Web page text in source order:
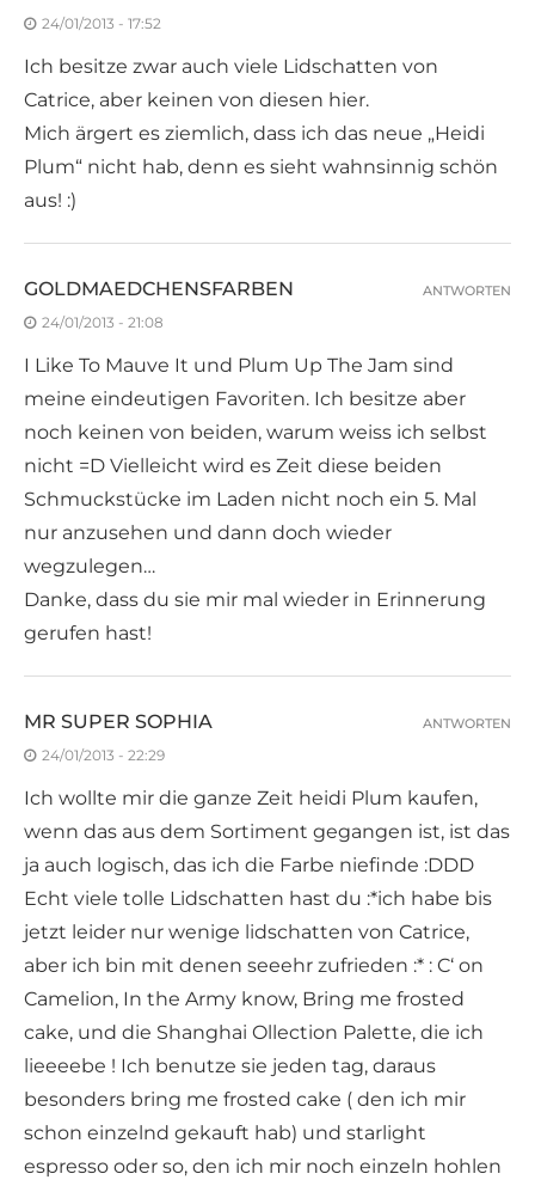
24/01/2013 - 17:52
Ich besitze zwar auch viele Lidschatten von
Catrice, aber keinen von diesen hier.
Mich ärgert es ziemlich, dass ich das neue „Heidi
Plum“ nicht hab, denn es sieht wahnsinnig schön
aus! :)
GOLDMAEDCHENSFARBEN
24/01/2013 - 21:08
I Like To Mauve It und Plum Up The Jam sind
meine eindeutigen Favoriten. Ich besitze aber
noch keinen von beiden, warum weiss ich selbst
nicht =D Vielleicht wird es Zeit diese beiden
Schmuckstücke im Laden nicht noch ein 5. Mal
nur anzusehen und dann doch wieder
wegzulegen…
Danke, dass du sie mir mal wieder in Erinnerung
gerufen hast!
ANTWORTEN
MR SUPER SOPHIA
24/01/2013 - 22:29
Ich wollte mir die ganze Zeit heidi Plum kaufen,
wenn das aus dem Sortiment gegangen ist, ist das
ja auch logisch, das ich die Farbe niefinde :DDD
Echt viele tolle Lidschatten hast du :*ich habe bis
jetzt leider nur wenige lidschatten von Catrice,
aber ich bin mit denen seeehr zufrieden :* : C‘ on
Camelion, In the Army know, Bring me frosted
cake, und die Shanghai Ollection Palette, die ich
lieeeebe ! Ich benutze sie jeden tag, daraus
besonders bring me frosted cake ( den ich mir
schon einzelnd gekauft hab) und starlight
espresso oder so, den ich mir noch einzeln hohlen
ANTWORTEN